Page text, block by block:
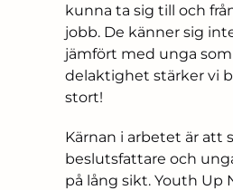
kunna ta sig till och
jobb. De känner sig
jämfört med unga
delaktighet stärker vi
stort!
Kärnan i arbetet är att
beslutsfattare och
på lång sikt. Youth Up